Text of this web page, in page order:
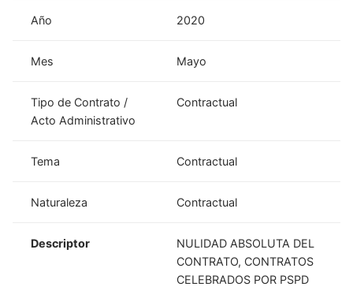
Año 2020
Mes Mayo
Tipo de Contrato /
Acto Administrativo
Contractual
Tema Contractual
Naturaleza Contractual
Descriptor
NULIDAD ABSOLUTA DEL
CONTRATO, CONTRATOS
CELEBRADOS POR PSPD